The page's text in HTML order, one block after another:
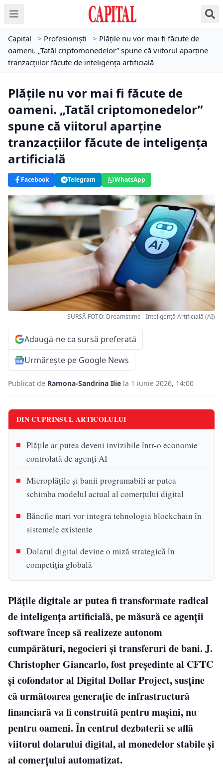
Capital > Profesioniști > Plățile nu vor mai fi făcute de
oameni. „Tatăl criptomonedelor” spune că viitorul aparține
tranzacțiilor făcute de inteligența artificială
Plățile nu vor mai fi făcute de
oameni. „Tatăl criptomonedelor”
spune că viitorul aparține
tranzacțiilor făcute de inteligența
artificială
Facebook Telegram WhatsApp
SURSĂ FOTO: Dreamstime - Inteligență Artificială (AI)
Adaugă-ne ca sursă preferată
Urmărește pe Google News
Publicat de Ramona-Sandrina Ilie la 1 iunie 2026, 14:00
DIN CUPRINSUL ARTICOLULUI
Plățile ar putea deveni invizibile într-o economie
controlată de agenți AI
Microplățile și banii programabili ar putea
schimba modelul actual al comerțului digital
Băncile mari vor integra tehnologia blockchain în
sistemele existente
Dolarul digital devine o miză strategică în
competiția globală
Plățile digitale ar putea fi transformate radical
de inteligența artificială, pe măsură ce agenții
software încep să realizeze autonom
cumpărături, negocieri și transferuri de bani. J.
Christopher Giancarlo, fost președinte al CFTC
și cofondator al Digital Dollar Project, susține
că următoarea generație de infrastructură
financiară va fi construită pentru mașini, nu
pentru oameni. În centrul dezbaterii se află
viitorul dolarului digital, al monedelor stabile și
al comerțului automatizat.